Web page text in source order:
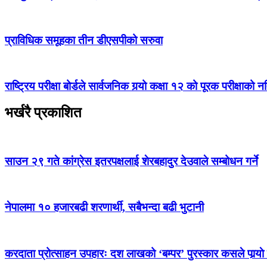
प्राविधिक समूहका तीन डीएसपीको सरुवा
राष्ट्रिय परीक्षा बोर्डले सार्वजनिक गर्‍यो कक्षा १२ को पूरक परीक्षाको
भर्खरै प्रकाशित
साउन २९ गते कांग्रेस इतरपक्षलाई शेरबहादुर देउवाले सम्बोधन गर्ने
नेपालमा १० हजारबढी शरणार्थी, सबैभन्दा बढी भुटानी
करदाता प्रोत्साहन उपहारः दश लाखको ‘बम्पर’ पुरस्कार कसले पार्‍याे